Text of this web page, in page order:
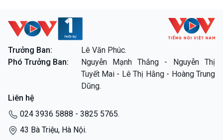
VOV1 đặc biệt
Thanh âm ký sự
Chân dung cuộc sống
Các chương trình đặc biệt
Trưởng Ban:
Lê Văn Phúc.
Phó Trưởng Ban:
Nguyễn Mạnh Thắng - Nguyễn Thị
Tuyết Mai - Lê Thị Hằng - Hoàng Trung
Dũng.
Liên hệ
024 3936 5888 - 3825 5765.
43 Bà Triệu, Hà Nội.